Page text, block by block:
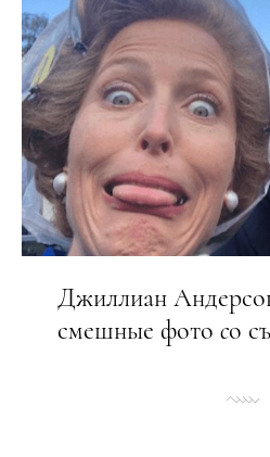
Джиллиан
смешные фото cо